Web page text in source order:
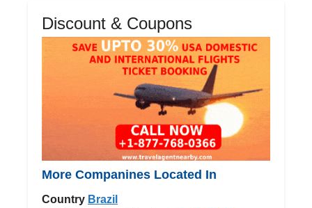
Discount & Coupons
More Companines Located In
Country Brazil